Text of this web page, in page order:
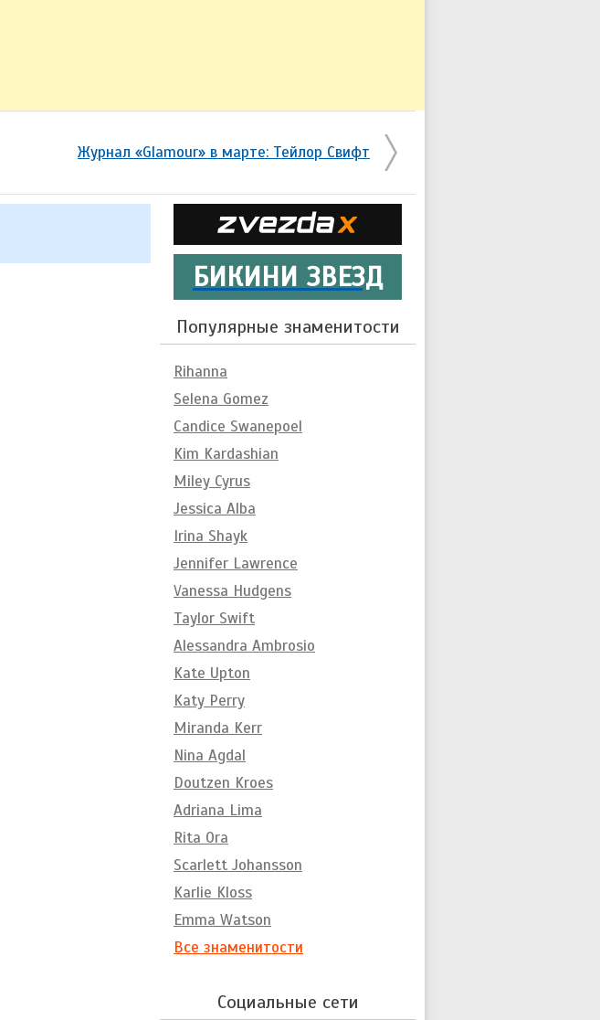
Журнал «Glamour» в марте: Тейлор Свифт
БИКИНИ ЗВЕЗД
Популярные знаменитости
Rihanna
Selena Gomez
Candice Swanepoel
Kim Kardashian
Miley Cyrus
Jessica Alba
Irina Shayk
Jennifer Lawrence
Vanessa Hudgens
Taylor Swift
Alessandra Ambrosio
Kate Upton
Katy Perry
Miranda Kerr
Nina Agdal
Doutzen Kroes
Adriana Lima
Rita Ora
Scarlett Johansson
Karlie Kloss
Emma Watson
Все знаменитости
Социальные сети